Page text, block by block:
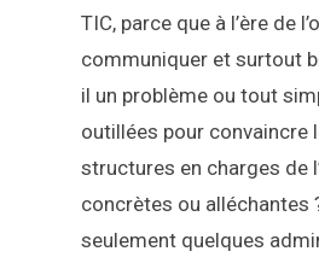
TIC, parce que à l’ère de
communiquer et surtout
il un problème ou tout
outillées pour convaincre
structures en charges de
concrètes ou alléchantes
seulement quelques